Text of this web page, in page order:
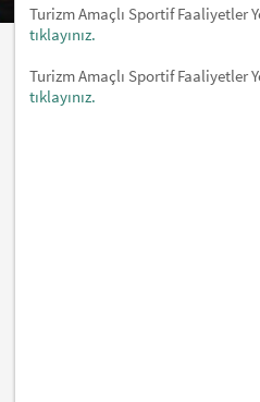
Turizm Amaçlı Sportif Faaliyetler
tıklayınız.
Turizm Amaçlı Sportif Faaliyetler
tıklayınız.